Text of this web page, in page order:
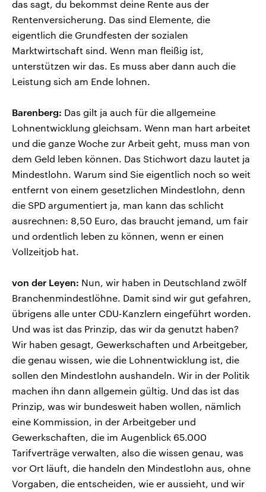
das sagt, du bekommst deine Rente aus der
Rentenversicherung. Das sind Elemente, die
eigentlich die Grundfesten der sozialen
Marktwirtschaft sind. Wenn man fleißig ist,
unterstützen wir das. Es muss aber dann auch die
Leistung sich am Ende lohnen.
Barenberg: Das gilt ja auch für die allgemeine
Lohnentwicklung gleichsam. Wenn man hart arbeitet
und die ganze Woche zur Arbeit geht, muss man von
dem Geld leben können. Das Stichwort dazu lautet ja
Mindestlohn. Warum sind Sie eigentlich noch so weit
entfernt von einem gesetzlichen Mindestlohn, denn
die SPD argumentiert ja, man kann das schlicht
ausrechnen: 8,50 Euro, das braucht jemand, um fair
und ordentlich leben zu können, wenn er einen
Vollzeitjob hat.
von der Leyen: Nun, wir haben in Deutschland zwölf
Branchenmindestlöhne. Damit sind wir gut gefahren,
übrigens alle unter CDU-Kanzlern eingeführt worden.
Und was ist das Prinzip, das wir da genutzt haben?
Wir haben gesagt, Gewerkschaften und Arbeitgeber,
die genau wissen, wie die Lohnentwicklung ist, die
sollen den Mindestlohn aushandeln. Wir in der Politik
machen ihn dann allgemein gültig. Und das ist das
Prinzip, was wir bundesweit haben wollen, nämlich
eine Kommission, in der Arbeitgeber und
Gewerkschaften, die im Augenblick 65.000
Tarifverträge verwalten, also die wissen genau, was
vor Ort läuft, die handeln den Mindestlohn aus, ohne
Vorgaben, die entscheiden, wie er aussieht, und wir